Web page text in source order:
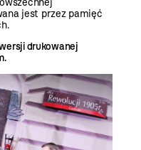
jest przez pamięć
drukowanej